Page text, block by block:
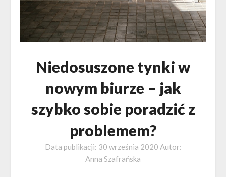
Niedosuszone tynki w
nowym biurze – jak
szybko sobie poradzić z
problemem?
Data publikacji: 30 września 2020 Autor:
Anna Szafrańska